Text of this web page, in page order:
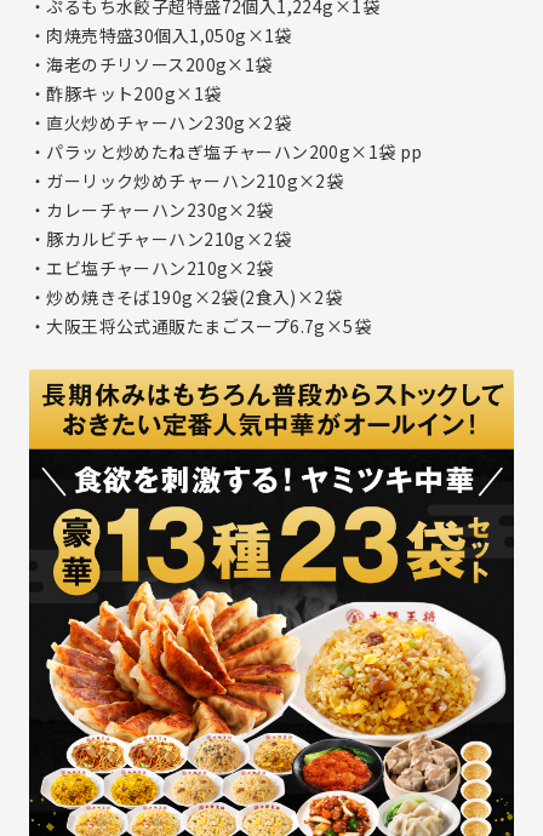
株式基本情報
株主還元（配当等）
株主優待情報
その他
IRカレンダー
IRに関するよくあるご質問
IRお問い合わせ
免責事項
電子公告
メールマガジン登録
株価情報(yahoo!ファイナンス)
・ぷるもち水餃子超特盛72個入1,224g×1袋
・肉焼売特盛30個入1,050g×1袋
・海老のチリソース200g×1袋
・酢豚キット200g×1袋
・直火炒めチャーハン230g×2袋
・パラッと炒めたねぎ塩チャーハン200g×1袋 pp
・ガーリック炒めチャーハン210g×2袋
・カレーチャーハン230g×2袋
・豚カルビチャーハン210g×2袋
・エビ塩チャーハン210g×2袋
・炒め焼きそば190g×2袋(2食入)×2袋
・大阪王将公式通販たまごスープ6.7g×5袋